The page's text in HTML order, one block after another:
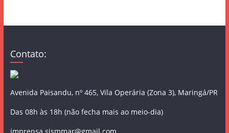
Contato:
Avenida Paisandu, nº 465, Vila Operária (Zona 3), Maringá/PR
Das 08h às 18h (não fecha mais ao meio-dia)
imprensa.sismmar@gmail.com